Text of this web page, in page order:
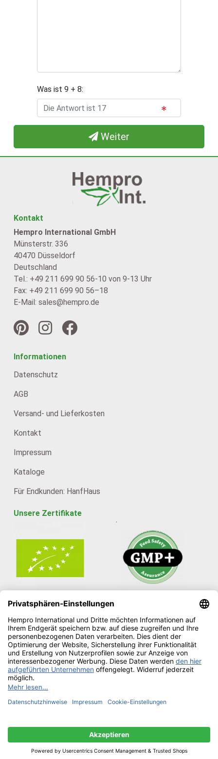
Was ist 9 + 8:
Weiter
Kontakt
Hempro International GmbH
Münsterstr. 336
40470 Düsseldorf
Deutschland
Tel.: +49 211 699 90 56-10 von 9-13 Uhr
Fax: +49 211 699 90 56–18
E-Mail: sales@hempro.de
Informationen
Datenschutz
AGB
Versand- und Lieferkosten
Kontakt
Impressum
Kataloge
Für Endkunden: HanfHaus
Unsere Zertifikate
Copyright © 2026
Phoenix